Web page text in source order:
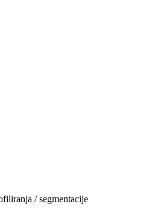
/ segmentacije